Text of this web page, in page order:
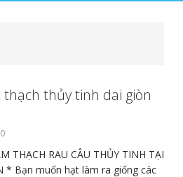
thủy tinh dai giòn
0
THẠCH RAU CÂU THỦY TINH TẠI
* Bạn muốn hạt làm ra giống các